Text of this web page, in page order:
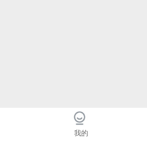
我的